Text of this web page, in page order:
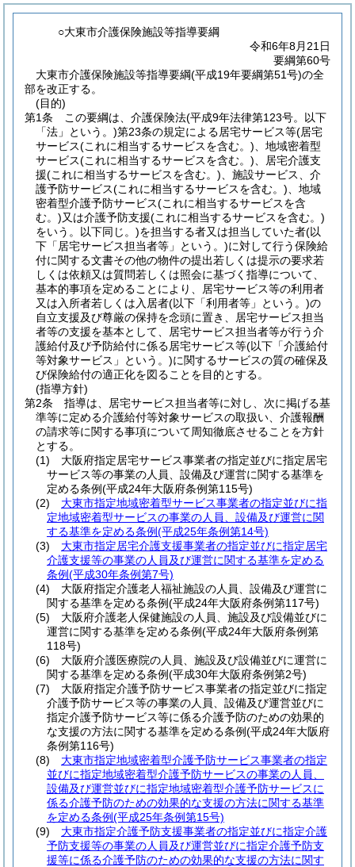
○大東市介護保険施設等指導要綱
令和6年8月21日
要綱第60号
大東市介護保険施設等指導要綱(平成19年要綱第51号)の全
部を改正する。
(目的)
第1条
この要綱は、介護保険法(平成9年法律第123号。以下
「法」という。)第23条の規定による居宅サービス等(居宅
サービス(これに相当するサービスを含む。) 、地域密着型
サービス(これに相当するサービスを含む。) 、居宅介護支
援(これに相当するサービスを含む。) 、施設サービス、介
護予防サービス(これに相当するサービスを含む。) 、地域
密着型介護予防サービス(これに相当するサービスを含
む。)又は介護予防支援(これに相当するサービスを含む。)
をいう。以下同じ。)を担当する者又は担当していた者(以
下「居宅サービス担当者等」という。)に対して行う保険給
付に関する文書その他の物件の提出若しくは提示の要求若
しくは依頼又は質問若しくは照会に基づく指導について、
基本的事項を定めることにより、居宅サービス等の利用者
又は入所者若しくは入居者(以下「利用者等」という。)の
自立支援及び尊厳の保持を念頭に置き、居宅サービス担当
者等の支援を基本として、居宅サービス担当者等が行う介
護給付及び予防給付に係る居宅サービス等(以下「介護給付
等対象サービス」という。)に関するサービスの質の確保及
び保険給付の適正化を図ることを目的とする。
(指導方針)
第2条
指導は、居宅サービス担当者等に対し、次に掲げる基
準等に定める介護給付等対象サービスの取扱い、介護報酬
の請求等に関する事項について周知徹底させることを方針
とする。
(1)
大阪府指定居宅サービス事業者の指定並びに指定居宅
サービス等の事業の人員、設備及び運営に関する基準を
定める条例(平成24年大阪府条例第115号)
(2)
大東市指定地域密着型サービス事業者の指定並びに指
定地域密着型サービスの事業の人員、設備及び運営に関
する基準を定める条例(平成25年条例第14号)
(3)
大東市指定居宅介護支援事業者の指定並びに指定居宅
介護支援等の事業の人員及び運営に関する基準を定める
条例(平成30年条例第7号)
(4)
大阪府指定介護老人福祉施設の人員、設備及び運営に
関する基準を定める条例(平成24年大阪府条例第117号)
(5)
大阪府介護老人保健施設の人員、施設及び設備並びに
運営に関する基準を定める条例(平成24年大阪府条例第
118号)
(6)
大阪府介護医療院の人員、施設及び設備並びに運営に
関する基準を定める条例(平成30年大阪府条例第2号)
(7)
大阪府指定介護予防サービス事業者の指定並びに指定
介護予防サービス等の事業の人員、設備及び運営並びに
指定介護予防サービス等に係る介護予防のための効果的
な支援の方法に関する基準を定める条例(平成24年大阪府
条例第116号)
(8)
大東市指定地域密着型介護予防サービス事業者の指定
並びに指定地域密着型介護予防サービスの事業の人員、
設備及び運営並びに指定地域密着型介護予防サービスに
係る介護予防のための効果的な支援の方法に関する基準
を定める条例(平成25年条例第15号)
(9)
大東市指定介護予防支援事業者の指定並びに指定介護
予防支援等の事業の人員及び運営並びに指定介護予防支
援等に係る介護予防のための効果的な支援の方法に関す